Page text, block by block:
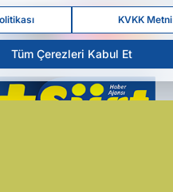
KVKK Metni
Tüm Çerezleri Kabul Et